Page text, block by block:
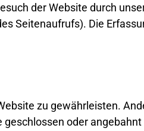
der Website durch
Seitenaufrufs). Die
zu gewährleisten.
oder